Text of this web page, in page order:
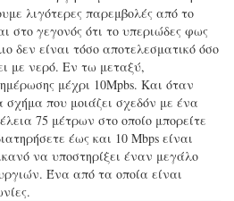
λιγότερες παρεμβολές από το
στο γεγονός ότι το υπεριώδες φως
δεν είναι τόσο αποτελεσματικό όσο
με νερό. Εν τω μεταξύ,
μέχρι 10Mpbs. Και όταν
που μοιάζει σχεδόν με ένα
75 μέτρων στο οποίο μπορείτε
έως και 10 Mbps είναι
να υποστηρίξει έναν μεγάλο
Ένα από τα οποία είναι